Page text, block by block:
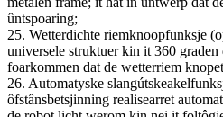
ûntspoaring;
25. Wetterdichte riemknoopfunksje
universele struktuer kin it 360
foarkommen dat de wetterriem knopet
26. Automatyske
ôfstânsbetsjinning realisearret